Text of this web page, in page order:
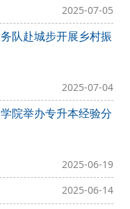
2025-07-05
队赴城步开展乡村振
2025-07-04
院举办专升本经验分
2025-06-19
2025-06-14